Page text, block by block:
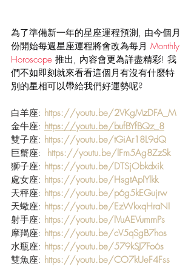
為了準備新一年的星座運程預測, 由今個月
份開始每週星座運程將會改為每月 Monthly
Horoscope 推出, 內容會更為詳盡精彩! 我
們不如即刻就來看看這個月有沒有什麼特
別的星相可以帶給我們好運勢呢?
白羊座: https://youtu.be/2VKgMzDFA_M
金牛座: https://youtu.be/bufBYfBQz_8
雙子座: https://youtu.be/tGiAr18L9dQ
巨蟹座:
https://youtu.be/lFm5Ag8ZzSk
獅子座: https://youtu.be/DTSjObkdxik
處女座: https://youtu.be/HsgtApIYlkk
天秤座: https://youtu.be/p6g5kEGujrw
天蠍座: https://youtu.be/EzWkxqHraNI
射手座: https://youtu.be/lVuAEVummPs
摩羯座: https://youtu.be/cV5qSgB7hos
水瓶座: https://youtu.be/579kSJ7Fo6s
雙魚座: https://youtu.be/CO7kUeF4Fss